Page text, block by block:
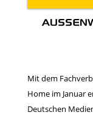
Mit dem
Home im Januar
Deutschen